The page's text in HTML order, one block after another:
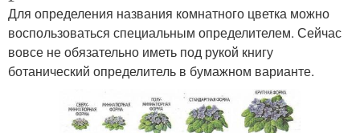
Для определения названия комнатного цветка можно
воспользоваться специальным определителем. Сейчас
вовсе не обязательно иметь под рукой книгу
ботанический определитель в бумажном варианте.